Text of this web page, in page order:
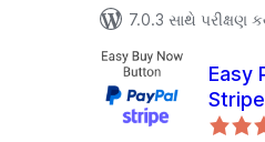
7.0.3 સાથે પરીક્ષણ
Easy